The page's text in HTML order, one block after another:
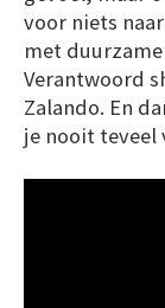
voor niets
met
Verantwoord
Zalando. En
je nooit teveel